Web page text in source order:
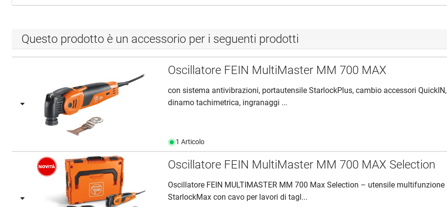
Questo prodotto è un accessorio per i seguenti prodotti
Oscillatore FEIN MultiMaster MM 700 MAX
con sistema antivibrazioni, portautensile StarlockPlus, cambio accessori QuickIN,
dinamo tachimetrica, ingranaggi ...
1 Articolo
Oscillatore FEIN MultiMaster MM 700 MAX Selection
Oscillatore FEIN MULTIMASTER MM 700 Max Selection – utensile multifunzione
StarlockMax con cavo per lavori di tagl...